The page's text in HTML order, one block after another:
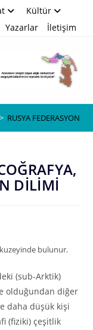
Kültür
Yazarlar İletişim
> RUSYA FEDERASYONU
DİLİMİ
kuzeyinde bulunur.
(sub-Arktik)
olduğundan diğer
daha düşük kişi
(fiziki) çeşitlik